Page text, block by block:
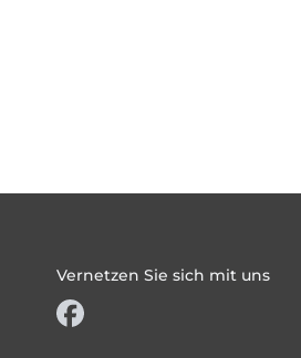
Vernetzen Sie sich mit uns